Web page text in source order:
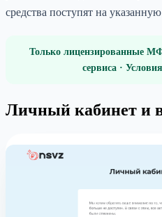
средства поступят на указанную
Только лицензированные
сервиса ·
Личный кабинет и